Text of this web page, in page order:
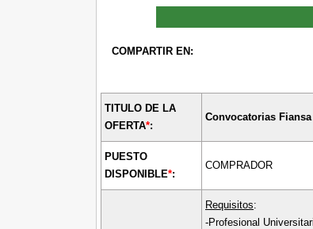
COMPARTIR EN:
TITULO DE LA
OFERTA*:
Convocatorias Fiansa
PUESTO
DISPONIBLE*:
COMPRADOR
Requisitos:
-Profesional